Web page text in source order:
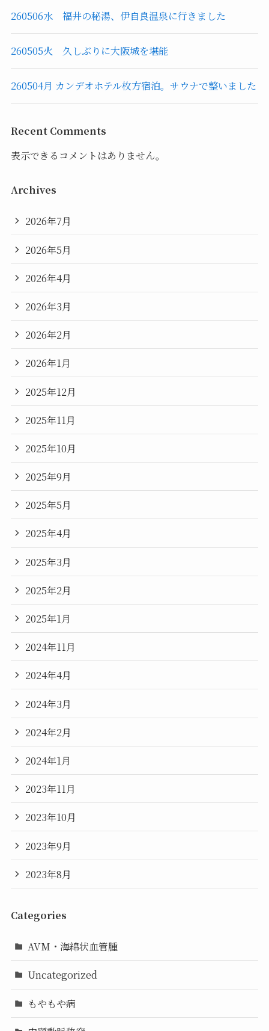
260506水 福井の秘湯、伊自良温泉に行きました
260505火 久しぶりに大阪城を堪能
260504月 カンデオホテル枚方宿泊。サウナで整いました
Recent Comments
表示できるコメントはありません。
Archives
2026年7月
2026年5月
2026年4月
2026年3月
2026年2月
2026年1月
2025年12月
2025年11月
2025年10月
2025年9月
2025年5月
2025年4月
2025年3月
2025年2月
2025年1月
2024年11月
2024年4月
2024年3月
2024年2月
2024年1月
2023年11月
2023年10月
2023年9月
2023年8月
Categories
AVM・海綿状血管腫
Uncategorized
もやもや病